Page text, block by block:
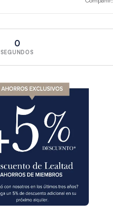
0
SEGUNDOS